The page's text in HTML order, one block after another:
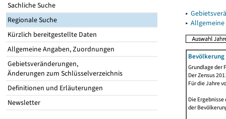
Sachliche Suche
Regionale Suche
Kürzlich bereitgestellte Daten
Allgemeine Angaben, Zuordnungen
Gebietsveränderungen,
Änderungen zum Schlüsselverzeichnis
Definitionen und Erläuterungen
Newsletter
▸
▸
Grundlage der
Der Zensus
Für die Jahre
Die
der